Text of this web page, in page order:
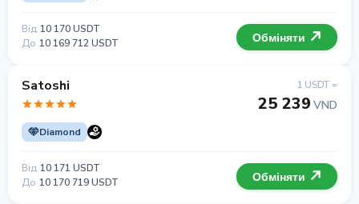
Від 10 170 USDT
До 10 169 712 USDT Обміняти
Satoshi
Diamond
1 USDT =
25 239 VND
Від 10 171 USDT
До 10 170 719 USDT Обміняти